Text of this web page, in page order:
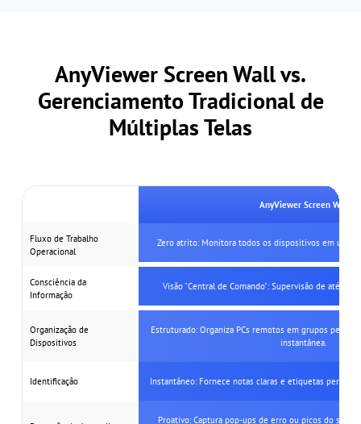
AnyViewer Screen Wall vs.
Gerenciamento Tradicional de
Múltiplas Telas